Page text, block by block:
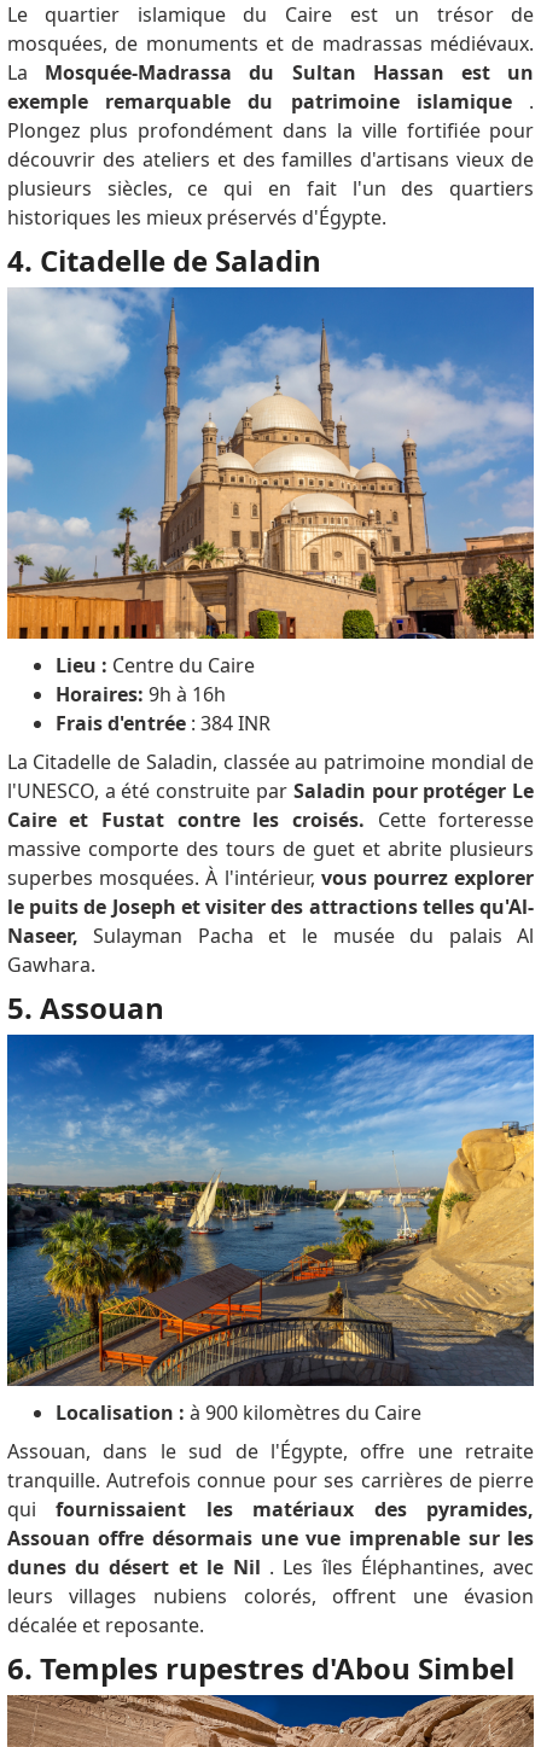
Le quartier islamique du Caire est un trésor de
mosquées, de monuments et de madrassas médiévaux.
La Mosquée-Madrassa du Sultan Hassan est un
exemple remarquable du patrimoine islamique .
Plongez plus profondément dans la ville fortifiée pour
découvrir des ateliers et des familles d'artisans vieux de
plusieurs siècles, ce qui en fait l'un des quartiers
historiques les mieux préservés d'Égypte.
4. Citadelle de Saladin
Lieu : Centre du Caire
Horaires: 9h à 16h
Frais d'entrée: 384 INR
La Citadelle de Saladin, classée au patrimoine mondial de
l'UNESCO, a été construite par Saladin pour protéger Le
Caire et Fustat contre les croisés. Cette forteresse
massive comporte des tours de guet et abrite plusieurs
superbes mosquées.À l'intérieur, vous pourrez explorer
le puits de Joseph et visiter des attractions telles qu'Al-
Naseer, Sulayman Pacha et le musée du palais Al
Gawhara.
5. Assouan
Localisation : à 900 kilomètres du Caire
Assouan, dans le sud de l'Égypte, offre une retraite
tranquille.Autrefois connue pour ses carrières de pierre
quifournissaient les matériaux des pyramides,
Assouan offre désormais une vue imprenable sur les
dunes du désert et le Nil . Les îles Éléphantines, avec
leurs villages nubiens colorés, offrent une évasion
décalée et reposante.
6. Temples rupestres d'Abou Simbel